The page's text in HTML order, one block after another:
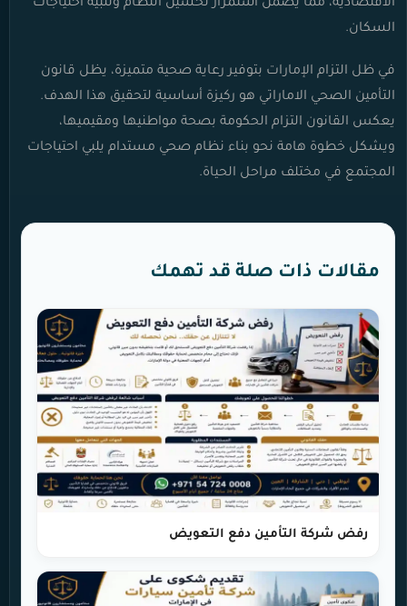
الاقتصادية، مما يضمن استمرار تحسين النظام وتلبية احتياجات
السكان.
في ظل التزام الإمارات بتوفير رعاية صحية متميزة، يظل قانون
التأمين الصحي الاماراتي هو ركيزة أساسية لتحقيق هذا الهدف.
يعكس القانون التزام الحكومة بصحة مواطنيها ومقيميها،
ويشكل خطوة هامة نحو بناء نظام صحي مستدام يلبي احتياجات
المجتمع في مختلف مراحل الحياة.
مقالات ذات صلة قد تهمك
رفض شركة التأمين دفع التعويض